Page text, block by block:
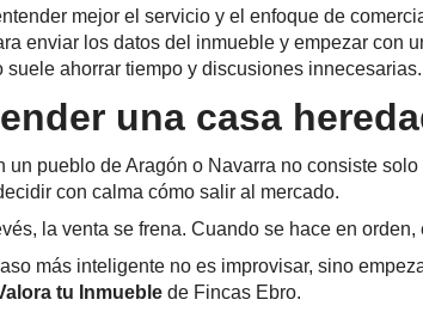
mejor el servicio y el enfoque de
enviar los datos del inmueble y empezar con
suele ahorrar tiempo y discusiones innecesarias.
una casa
un pueblo de Aragón o Navarra no consiste
con calma cómo salir al mercado.
la venta se frena. Cuando se hace en
más inteligente no es improvisar, sino
tu Inmueble de Fincas Ebro.